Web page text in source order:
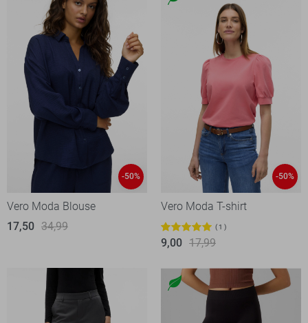
-50%
Vero Moda Blouse
17,50 34,99
-50%
Vero Moda T-shirt
1
9,00 17,99